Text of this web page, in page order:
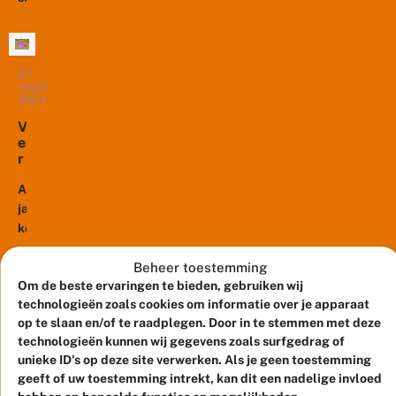
Beheer toestemming
Om de beste ervaringen te bieden, gebruiken wij
technologieën zoals cookies om informatie over je apparaat
op te slaan en/of te raadplegen. Door in te stemmen met deze
technologieën kunnen wij gegevens zoals surfgedrag of
unieke ID's op deze site verwerken. Als je geen toestemming
geeft of uw toestemming intrekt, kan dit een nadelige invloed
a
n
a
t
n
d
r
o
g
jaar
voor
deze
kleine
Veel
locaties
tijdelijk...
v
n
d
e
r
w
e
l
e
c
h
t
a
c
h
e
r
u
i
t
?
over
de
vlinders.
Jaar
jaar
uit
er
minder.
Ook
dit
lijkt
het
niet
goed
te
gaan
27
maart
2024
V
e
r
e
r
e
a
t
e
r
u
i
t
g
Al
jarenlang
komen
er
dat
het
niet
goed
gaat
met
19
december
2023
H
e
e